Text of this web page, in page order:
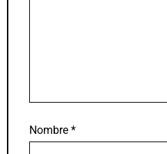
Nombre *